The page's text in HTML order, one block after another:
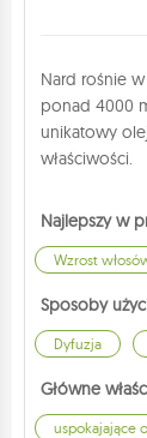
Nard rośnie
ponad 4000
unikatowy
właściwości.
Najlepszy w
Wzrost
Sposoby
Dyfuzja
Główne
uspokajające